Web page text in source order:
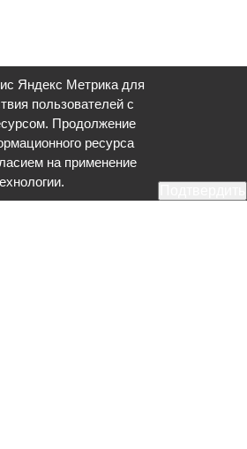
Яндекс Метрика для
пользователей с
Продолжение
ресурса
на применение